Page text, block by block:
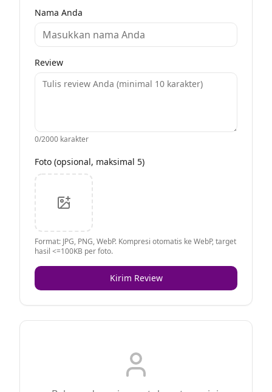
Nama Anda
Review
0/2000 karakter
Foto (opsional, maksimal 5)
Format: JPG, PNG, WebP. Kompresi otomatis ke WebP, target
hasil <=100KB per foto.
Kirim Review